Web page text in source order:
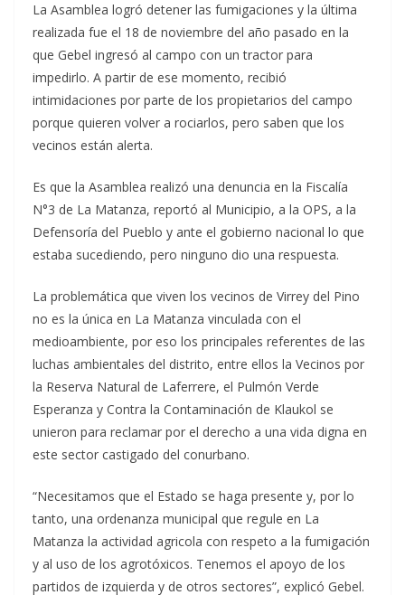
La Asamblea logró detener las fumigaciones y la última
realizada fue el 18 de noviembre del año pasado en la
que Gebel ingresó al campo con un tractor para
impedirlo. A partir de ese momento, recibió
intimidaciones por parte de los propietarios del campo
porque quieren volver a rociarlos, pero saben que los
vecinos están alerta.
Es que la Asamblea realizó una denuncia en la Fiscalía
N°3 de La Matanza, reportó al Municipio, a la OPS, a la
Defensoría del Pueblo y ante el gobierno nacional lo que
estaba sucediendo, pero ninguno dio una respuesta.
La problemática que viven los vecinos de Virrey del Pino
no es la única en La Matanza vinculada con el
medioambiente, por eso los principales referentes de las
luchas ambientales del distrito, entre ellos la Vecinos por
la Reserva Natural de Laferrere, el Pulmón Verde
Esperanza y Contra la Contaminación de Klaukol se
unieron para reclamar por el derecho a una vida digna en
este sector castigado del conurbano.
“Necesitamos que el Estado se haga presente y, por lo
tanto, una ordenanza municipal que regule en La
Matanza la actividad agricola con respeto a la fumigación
y al uso de los agrotóxicos. Tenemos el apoyo de los
partidos de izquierda y de otros sectores”, explicó Gebel.